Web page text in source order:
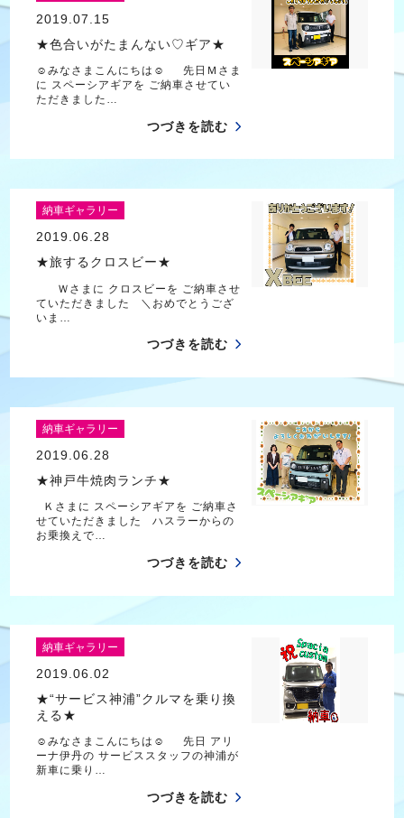
2019.07.15
★色合いがたまんない♡ギア★
☺みなさまこんにちは☺ 先日Ｍさま
に スペーシアギアを ご納車させてい
ただきました…
つづきを読む
納車ギャラリー
2019.06.28
★旅するクロスビー★
Ｗさまに クロスビーを ご納車させ
ていただきました ＼おめでとうござ
いま…
つづきを読む
納車ギャラリー
2019.06.28
★神戸牛焼肉ランチ★
Ｋさまに スペーシアギアを ご納車さ
せていただきました ハスラーからの
お乗換えで…
つづきを読む
納車ギャラリー
2019.06.02
★“サービス神浦”クルマを乗り換
える★
☺みなさまこんにちは☺ 先日 アリ
ーナ伊丹の サービススタッフの神浦が
新車に乗り…
つづきを読む